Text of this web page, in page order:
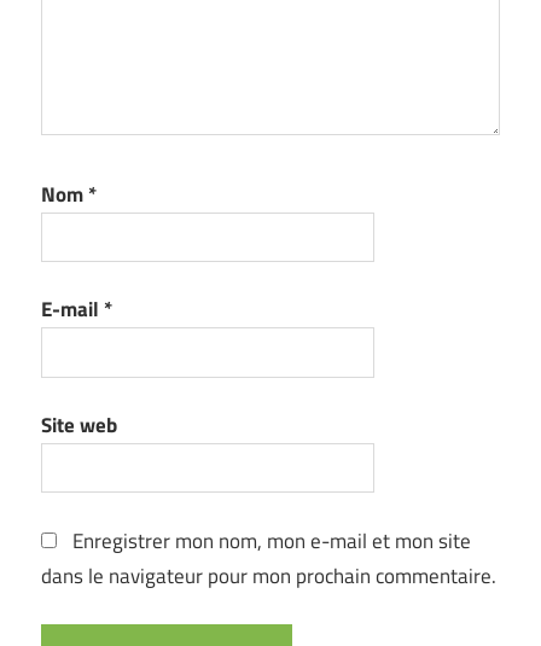
Nom*
E-mail *
Site web
Enregistrer mon nom, mon e-mail et mon site
dans le navigateur pour mon prochain commentaire.